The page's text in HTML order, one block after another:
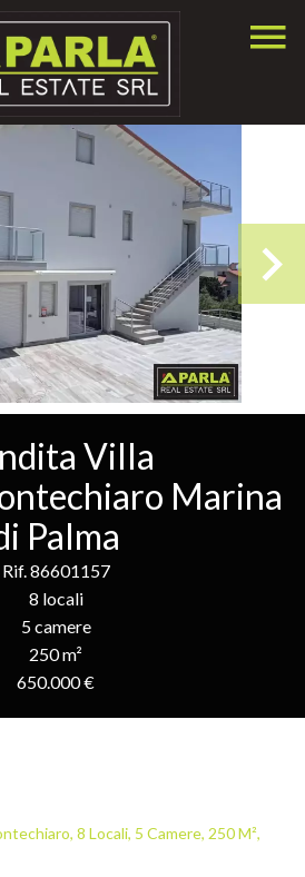
Villa
Marina
Palma
Rif. 86601157
8 locali
5 camere
250 m²
650.000 €
8 Locali, 5 Camere, 250 M²,